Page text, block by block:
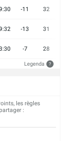
-11 32
-13 31
-7 28
Legenda ?
les règles
: